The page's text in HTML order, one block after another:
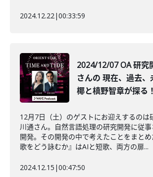
2024.12.22|00:33:59
2024/12/07 OA 研究
さんの 現在、過去
椰と槙野智章が探る！
12月7日（土）のゲストにお迎えするのは
川通さん。自然言語処理の研究開発に従
開発。その開発の中で考えたことをまと
歌をどう詠むか』はAIと短歌、両方の扉...
2024.12.15 |00:47:50